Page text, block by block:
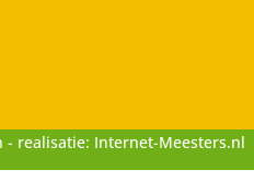
- realisatie: Internet-Meesters.nl